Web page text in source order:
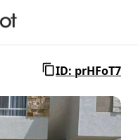
ID: prHFoT7